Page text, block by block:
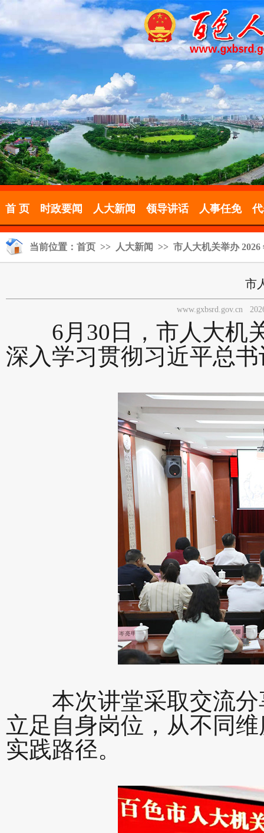
首 页 时政要闻 人大新闻 领导讲话 人事任免
当前位置： 首页 >> 人大新闻 >> 市人大机关举办 2026
市
www.gxbsrd.gov.cn
6月30日，市人大机关
深入学习贯彻习近平总
本次讲堂采取交流分
立足自身岗位，从不同
实践路径。